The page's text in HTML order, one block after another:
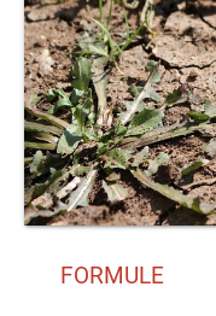
FORMULE